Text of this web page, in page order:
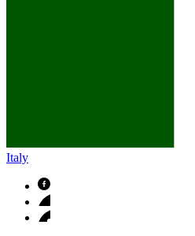
Italy